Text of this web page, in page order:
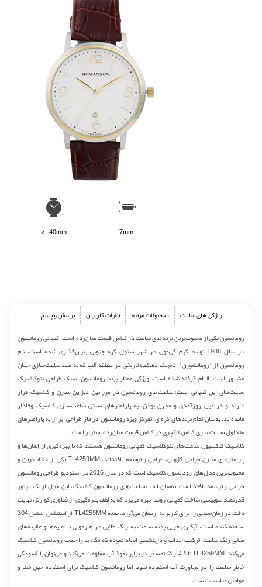
ø : 40mm 7mm
ویژگی های ساعت محصولات مرتبط نظرات کاربران
پرسش و پاسخ
رومانسون یکی از محبوب‌ترین برندهای ساعت در کلاس قیمت میان‌رده است. کمپانی رومانسون
در سال 1988 توسط کیم کی‌مون در شهر سئول کره جنوبی بنیان‌گذاری شده است، نام
رومانسون از "رومانشورن"، نام یک دهکده تاریخی در منطقه آلپ که به مهد ساعت‌سازی جهان
مشهور است، الهام گرفته شده است. ویژگی ممتاز برند رومانسون، سبک طراحی نئوکلاسیک
ساعت‌های این کمپانی است؛ ساعت‌های رومانسون در مرز بین دیزاین مدرن و کلاسیک قرار
دارند و در عین روزآمدی و مدرن بودن، به پارامترهای سنتی ساعت‌سازی کلاسیک وفادار
مانده‌اند. به‌سان تمام برندهای کره‌ای، تمرکز ویژه رومانسون در فاز طراحی، بر ارایه پارامترهای
متداول ساعت‌سازی کلاس لاکچری در کلاس قیمت میان‌رده استوار است.
کلاسیک کلکسیون ساعت‌های نئوکلاسیک کمپانی رومانسون هستند که با بهره‌گیری از اِلِمان‌ها و
پارامترهای مدرن طراحی کژوال، طراحی و توسعه یافته‌اند. TL4259MM یکی از جذاب‌ترین و
محبوب‌ترین مدل‌های رومانسون کلاسیک است که در سال 2016 در استودیو طراحی رومانسون
طراحی و توسعه یافته است. به‌سان اغلب ساعت‌های رومانسون کلاسیک، این مدل از یک موتور
قدرتمند سوییسی ساخت کمپانی روندا بهره می‌برد که به لطف بهره‌گیری از فناوری کوارتز، نهایت
دقت در زمان‌سنجی را برای کاربر به ارمغان می‌آورد. بدنه TL4259MM از استنلس استیل 304
ساخته شده است، آبکاری جزیی بدنه ساعت به رنگ طلایی در هارمونی با نمایه‌ها و عقربه‌های
طلایی رنگ ساعت، ترکیب جذاب و دل‌نشینی ایجاد نموده که نگاه‌ها را جذب رومانسون کلاسیک
می‌کند. TL4259MM تا فشار 3 اتمسفر در برابر نفوذ آب مقاومت می‌کند و می‌توان با آسودگی
خاطر ساعت را در مجاورت آب استفاده نمود اما رومانسون کلاسیک برای استفاده حین شنا و
غواصی مناسب نیست.